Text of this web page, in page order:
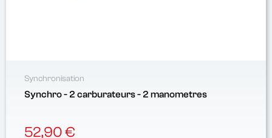
Synchronisation
Synchro - 2 carburateurs - 2 manometres
52,90 €